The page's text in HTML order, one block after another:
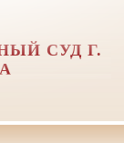
СУД Г.